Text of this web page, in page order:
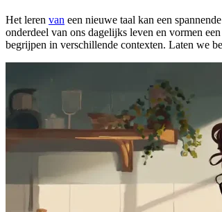
Het leren van een nieuwe taal kan een
onderdeel van ons dagelijks leven en vormen
begrijpen in verschillende contexten. Laten we